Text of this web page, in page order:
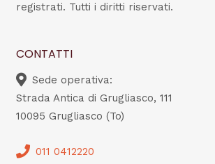
registrati. Tutti i diritti riservati.
CONTATTI
Sede operativa:
Strada Antica di Grugliasco, 111
10095 Grugliasco (To)
011 0412220